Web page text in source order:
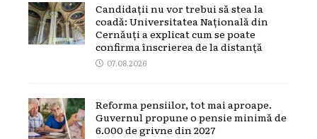
Candidații nu vor trebui să stea la
coadă: Universitatea Națională din
Cernăuți a explicat cum se poate
confirma înscrierea de la distanță
07.08.2026
Reforma pensiilor, tot mai aproape.
Guvernul propune o pensie minimă de
6.000 de grivne din 2027